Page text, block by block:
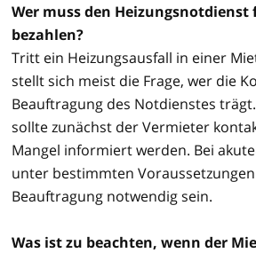
Wer muss den Heizungsnotdienst
bezahlen?
Tritt ein Heizungsausfall in einer
stellt sich meist die Frage, wer die
Beauftragung des Notdienstes
sollte zunächst der Vermieter
Mangel informiert werden. Bei
unter bestimmten
Beauftragung notwendig sein.
Was ist zu beachten, wenn der